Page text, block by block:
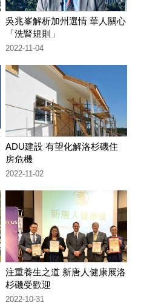
吳兆峯解析加州選情 華人關心
「洗腎規則」
2022-11-04
ADU建設 有望化解洛杉磯住
房危機
2022-11-02
注重養生之道 新唐人健康展洛
杉磯受歡迎
2022-10-31